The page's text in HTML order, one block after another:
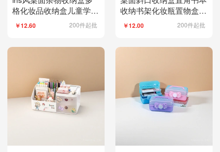
格化妆品收纳盒儿童学生
笔筒文具品收纳架
￥12.60 200件起批
收纳书架化妆瓶置物盒浴
室洗漱用品储物盒
￥12.00 200件起批